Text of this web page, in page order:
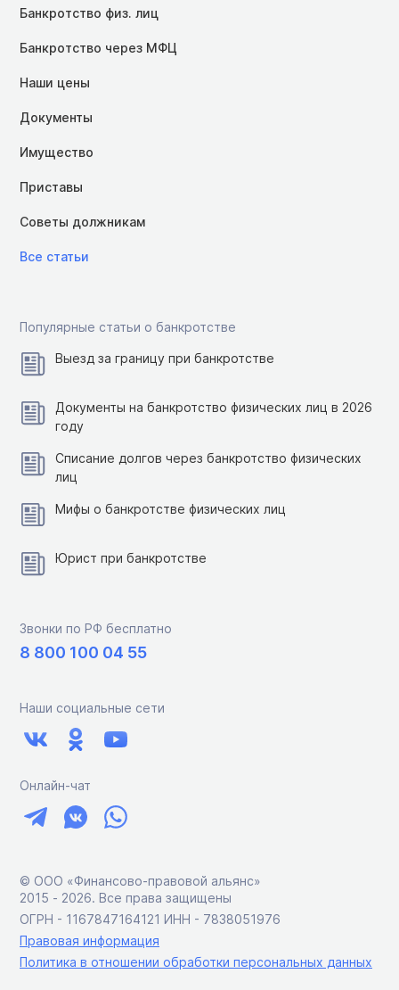
Банкротство физ. лиц
Банкротство через МФЦ
Наши цены
Документы
Имущество
Приставы
Советы должникам
Все статьи
Популярные статьи о банкротстве
Выезд за границу при банкротстве
Документы на банкротство физических лиц в 2026
году
Списание долгов через банкротство физических
лиц
Мифы о банкротстве физических лиц
Юрист при банкротстве
Звонки по РФ бесплатно
8 800 100 04 55
Наши социальные сети
Онлайн-чат
© ООО «Финансово-правовой альянс»
2015 ‑ 2026. Все права защищены
ОГРН - 1167847164121 ИНН - 7838051976
Правовая информация
Политика в отношении обработки персональных данных